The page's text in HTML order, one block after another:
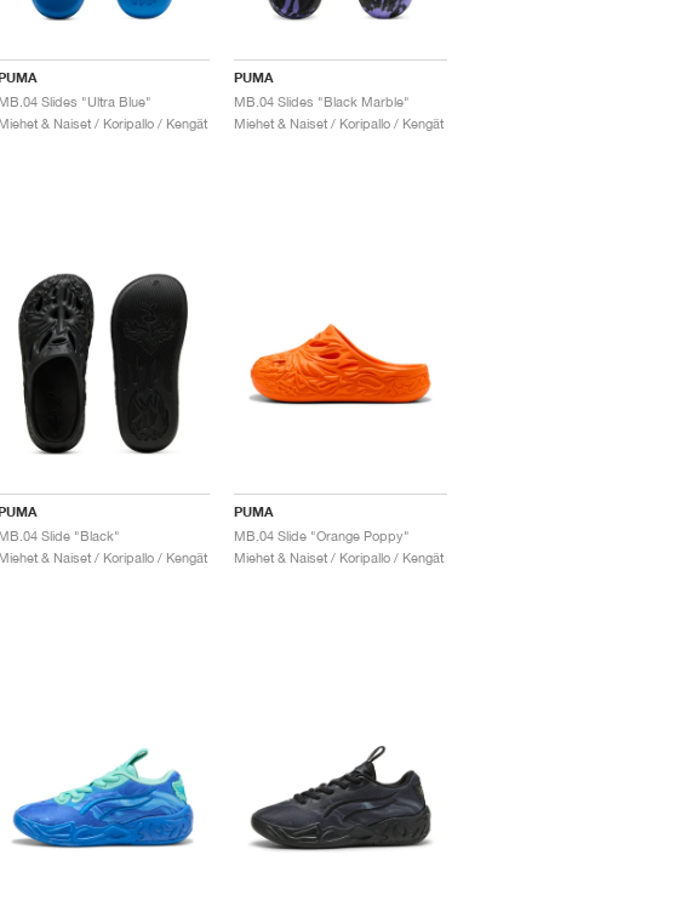
MB.04 Slides "Ultra Blue"
Miehet & Naiset / Koripallo / Kengät
PUMA
MB.04 Slides "Black Marble"
Miehet & Naiset / Koripallo / Kengät
MB.04 Slide "Black"
Miehet & Naiset / Koripallo / Kengät
PUMA
MB.04 Slide "Orange Poppy"
Miehet & Naiset / Koripallo / Kengät